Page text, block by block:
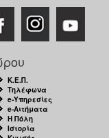
Κ.Ε.Π.
Τηλέφωνα
e-Υπηρεσίες
e-Αιτήματα
Η Πόλη
Ιστορία